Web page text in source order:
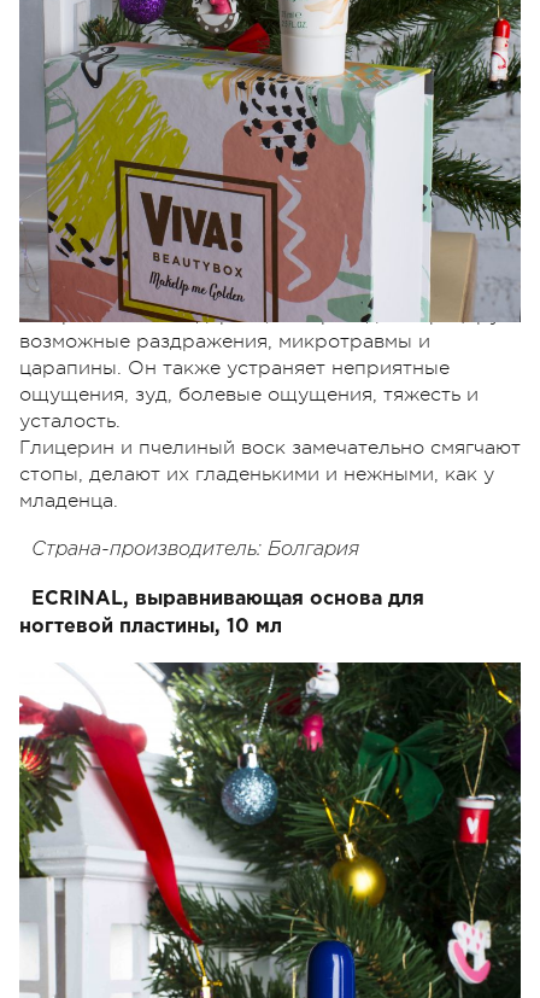
Средство оказывает глубокий увлажняющий
эффект, который будет поддерживаться в течение
некоторого времени. Сразу после первого
применения кожа становится гладкой, шелковой,
приятной на ощупь. В состав крема входит
экстракт чайного дерева, который дезинфицирует
возможные раздражения, микротравмы и
царапины. Он также устраняет неприятные
ощущения, зуд, болевые ощущения, тяжесть и
усталость.
Глицерин и пчелиный воск замечательно смягчают
стопы, делают их гладенькими и нежными, как у
младенца.
Страна-производитель: Болгария
ECRINAL, выравнивающая основа для
ногтевой пластины, 10 мл